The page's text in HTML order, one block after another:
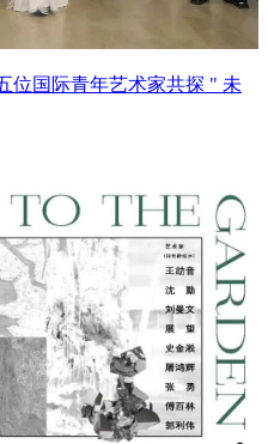
位国际青年艺术家共探 " 未